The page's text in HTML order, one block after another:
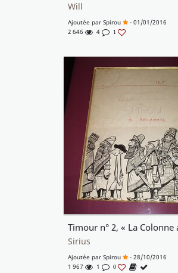
Will
Ajoutée par Spirou
- 01/01/2016
2 646
4 1
Sirius
Ajoutée par Spirou
- 28/10/2016
1 967
1 0